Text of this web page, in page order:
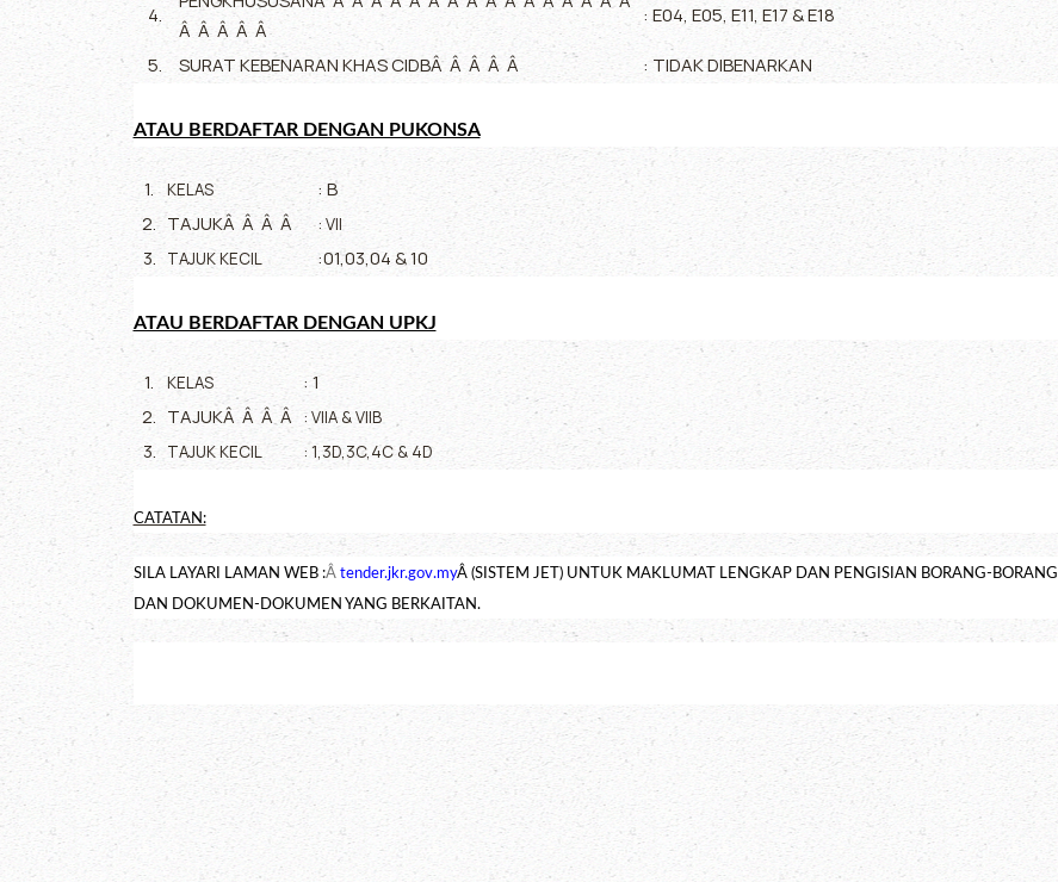
4.
Â Â Â Â Â
: E04, E05, E11, E17 & E18
5.
SURAT KEBENARAN KHAS CIDBÂ Â Â Â Â : TIDAK DIBENARKAN
ATAU BERDAFTAR DENGAN PUKONSA
1. KELAS
: B
2. TAJUKÂ Â Â Â : VII
3. TAJUK KECIL :01,03,04 & 10
ATAU BERDAFTAR DENGAN UPKJ
1. KELAS
: 1
2. TAJUKÂ Â Â Â : VIIA & VIIB
3. TAJUK KECIL : 1,3D,3C,4C & 4D
CATATAN:
SILA LAYARI LAMAN WEB :Â tender.jkr.gov.myÂ (SISTEM JET) UNTUK MAKLUMAT LENGKAP DAN PENGISIAN BORANG-BORANG
DAN DOKUMEN-DOKUMEN YANG BERKAITAN.